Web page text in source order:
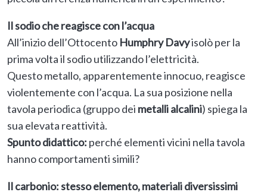
Il sodio che reagisce con l’acqua
All’inizio dell’Ottocento Humphry Davyisolò per la
prima volta il sodio utilizzando l’elettricità.
Questo metallo, apparentemente innocuo, reagisce
violentemente con l’acqua. La sua posizione nella
tavola periodica (gruppo dei metalli alcalini) spiega la
sua elevata reattività.
Spunto didattico: perché elementi vicini nella tavola
hanno comportamenti simili?
Il carbonio: stesso elemento, materiali diversissimi